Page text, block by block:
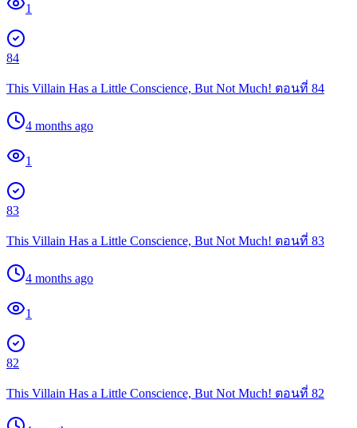
1
84
This Villain Has a Little Conscience, But Not Much! ตอนที่ 84
4 months ago
1
83
This Villain Has a Little Conscience, But Not Much! ตอนที่ 83
4 months ago
1
82
This Villain Has a Little Conscience, But Not Much! ตอนที่ 82